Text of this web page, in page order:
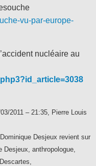
vu-par-europe-
nucléaire au
2011 – 21:35, Pierre Louis
Dominique Desjeux revient sur
Desjeux, anthropologue,